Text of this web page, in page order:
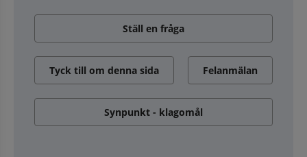
Ställ en fråga
Tyck till om denna sida Felanmälan
Synpunkt - klagomål